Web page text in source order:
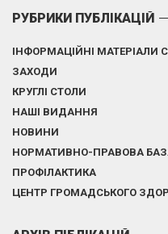
РУБРИКИ ПУБЛІКАЦІЙ
ІНФОРМАЦІЙНІ МАТЕРІАЛИ
ЗАХОДИ
КРУГЛІ СТОЛИ
НАШІ ВИДАННЯ
НОВИНИ
НОРМАТИВНО-ПРАВОВА БАЗА
ПРОФІЛАКТИКА
ЦЕНТР ГРОМАДСЬКОГО